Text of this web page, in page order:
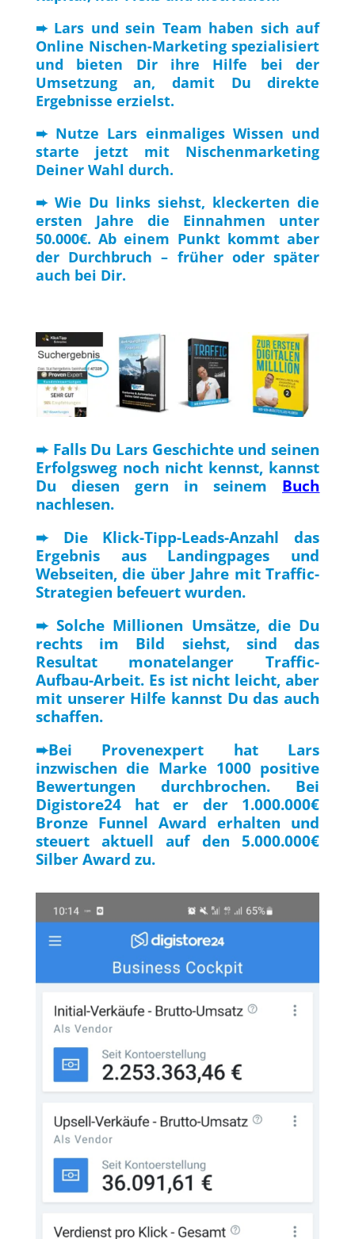
➨ Lars und sein Team haben sich auf
Online Nischen-Marketing spezialisiert
und bieten Dir ihre Hilfe bei der
Umsetzung an, damit Du direkte
Ergebnisse erzielst.
➨ Nutze Lars einmaliges Wissen und
starte jetzt mit Nischenmarketing
Deiner Wahl durch.
➨ Wie Du links siehst, kleckerten die
ersten Jahre die Einnahmen unter
50.000€. Ab einem Punkt kommt aber
der Durchbruch – früher oder später
auch bei Dir.
➨ Falls Du Lars Geschichte und seinen
Erfolgsweg noch nicht kennst, kannst
Du diesen gern in seinem Buch
nachlesen.
➨ Die Klick-Tipp-Leads-Anzahl das
Ergebnis aus Landingpages und
Webseiten, die über Jahre mit Traffic-
Strategien befeuert wurden.
➨ Solche Millionen Umsätze, die Du
rechts im Bild siehst, sind das
Resultat monatelanger Traffic-
Aufbau-Arbeit. Es ist nicht leicht, aber
mit unserer Hilfe kannst Du das auch
schaffen.
➨Bei Provenexpert hat Lars
inzwischen die Marke 1000 positive
Bewertungen durchbrochen. Bei
Digistore24 hat er der 1.000.000€
Bronze Funnel Award erhalten und
steuert aktuell auf den 5.000.000€
Silber Award zu.